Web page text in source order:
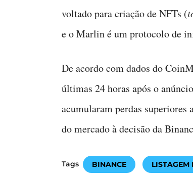
voltado para criação de NFTs (
e o Marlin é um protocolo de
De acordo com dados do
últimas 24 horas após o
acumularam perdas
do mercado à decisão da
Tags BINANCE LISTAGEM